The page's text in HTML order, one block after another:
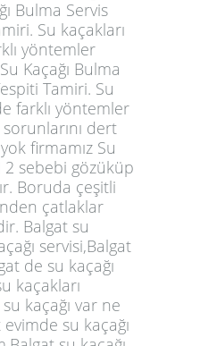
Bulma Servis
Su kaçakları
yöntemler
Kaçağı Bulma
Tamiri. Su
farklı yöntemler
dert
firmamız Su
2 sebebi gözüküp
Boruda çeşitli
çatlaklar
Balgat su
servisi,Balgat
de su kaçağı
kaçakları
kaçağı var ne
evimde su kaçağı